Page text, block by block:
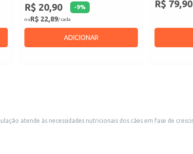
R$ 20,90 -9%
ouR$ 22,89/ cada
ADICIONAR
R$ 79,90